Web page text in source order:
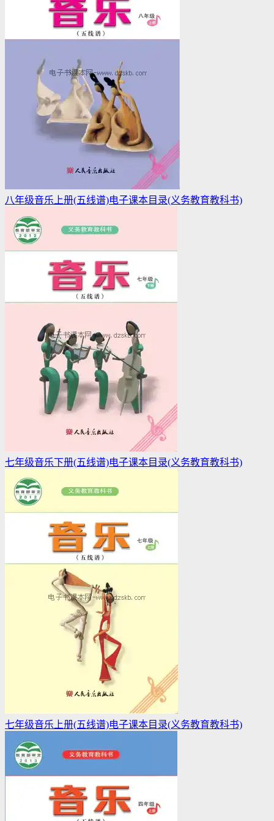
八年级音乐上册(五线谱)电子课本目录(义务教育教科书)
七年级音乐下册(五线谱)电子课本目录(义务教育教科书)
七年级音乐上册(五线谱)电子课本目录(义务教育教科书)